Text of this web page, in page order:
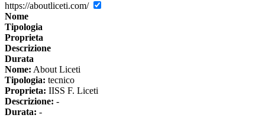
https://aboutliceti.com/
Nome
Tipologia
Proprieta
Descrizione
Durata
Nome: About Liceti
Tipologia: tecnico
Proprieta: IISS F. Liceti
Descrizione: -
Durata: -